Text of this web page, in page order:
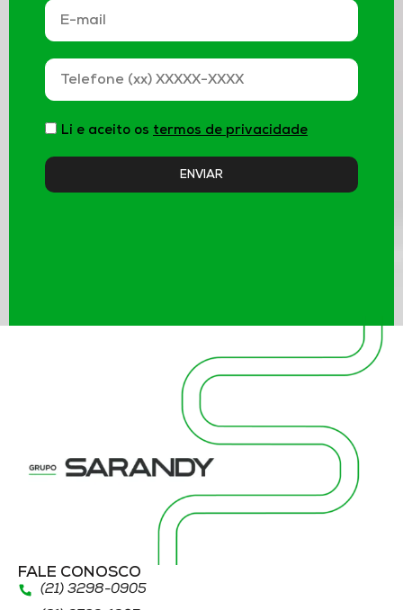
Li e aceito os termos de privacidade
ENVIAR
FALE CONOSCO
(21) 3298-0905